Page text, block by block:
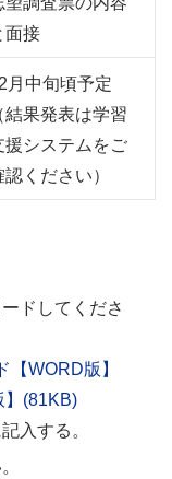
面接
月中旬頃予定
結果発表は学習
援システムをご
認ください）
ドしてくださ
【WORD版】
】(81KB)
入する。